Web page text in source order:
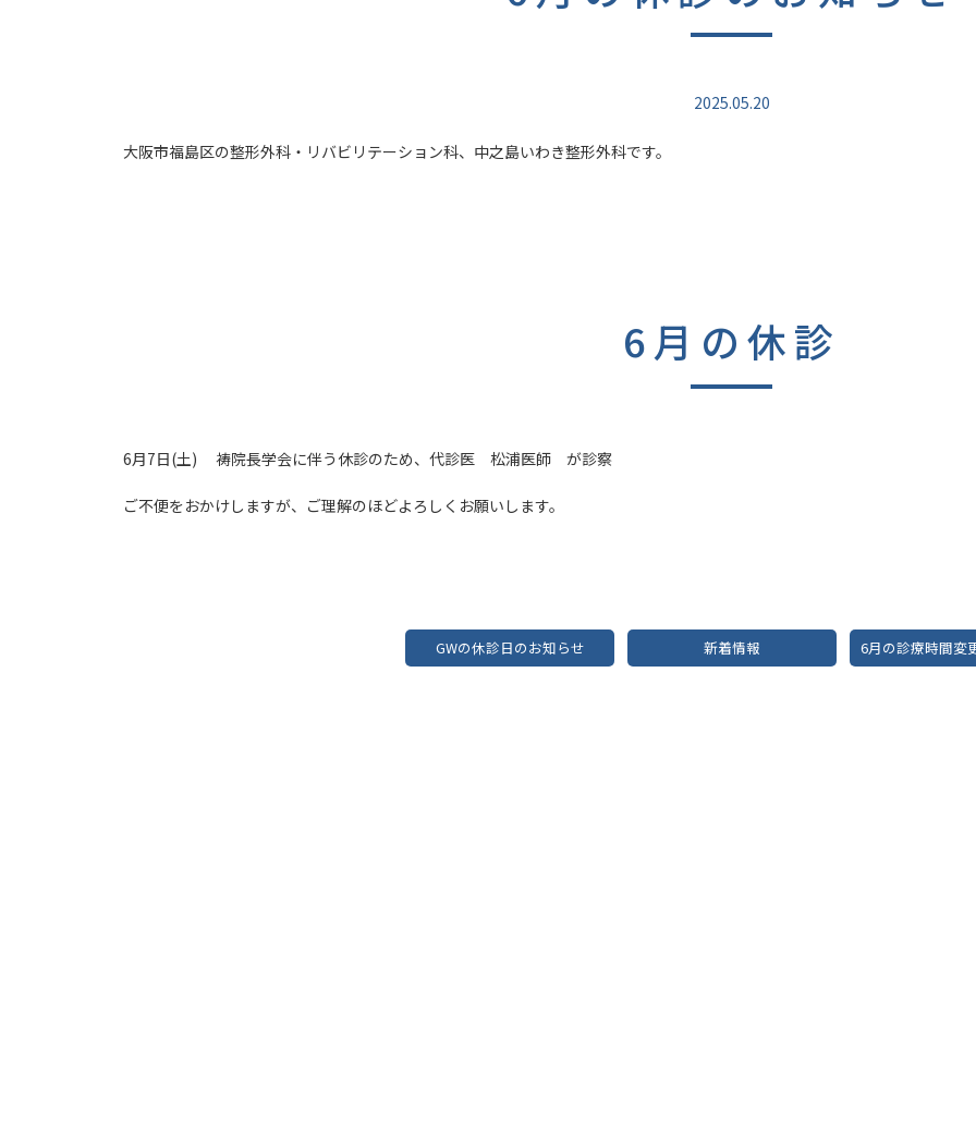
2025.05.20
大阪市福島区の整形外科・リバビリテーション科、中之島いわき整形外科です。
6月の休診
6月7日(土) 祷院長学会に伴う休診のため、代診医 松浦医師 が診察
ご不便をおかけしますが、ご理解のほどよろしくお願いします。
GWの休診日のお知らせ 新着情報